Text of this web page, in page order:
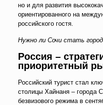
но и для развития
ориентированного на
российского гостя.
Нужно ли Сочи стать
Россия –
приоритетный
Российский турист стал
столицы Хайнаня –города
безвизового режима в